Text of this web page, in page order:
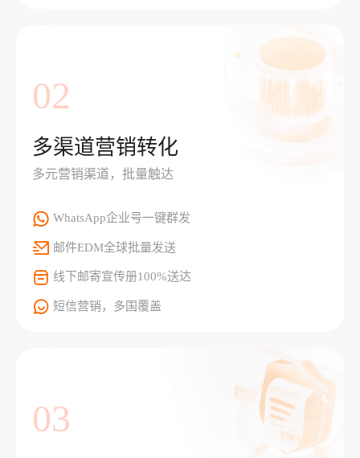
02
多渠道营销转化
多元营销渠道，批量触达
WhatsApp企业号一键群发
邮件EDM全球批量发送
线下邮寄宣传册100%送达
短信营销，多国覆盖
03